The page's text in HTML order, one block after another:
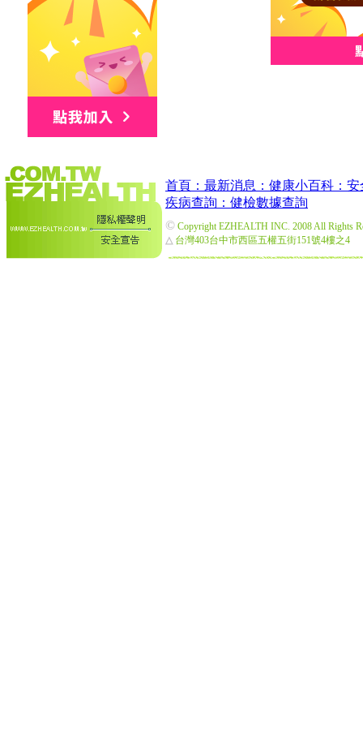
首頁： 最新消息： 健康小百科： 安
疾病查詢： 健檢數據查詢
© Copyright EZHEALTH INC. 2008 All Rights
△ 台灣403台中市西區五權五街151號4樓之4